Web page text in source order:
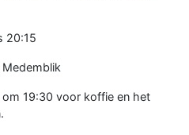
20:15
19:30 voor koffie en het